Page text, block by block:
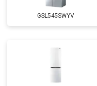
GSL545SWYV